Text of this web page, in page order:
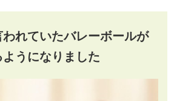
れていたバレーボールが
うになりました